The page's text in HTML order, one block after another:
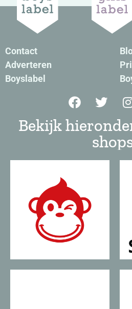
Contact
Adverteren
Boyslabel
Bekijk